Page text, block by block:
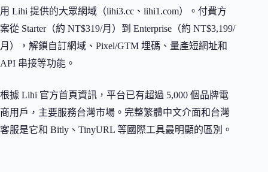
用 Lihi 提供的大眾網域（lihi3.cc、lihi1.com）。付費方
案從 Starter（約 NT$319/月）到 Enterprise（約 NT$3,199/
月），解鎖自訂網域、Pixel/GTM 埋碼、量產短網址和
API 串接等功能。
根據 Lihi 官方首頁資訊，平台已有超過 5,000 個品牌電
商用戶，主要服務台灣市場。完整繁體中文介面和台灣
客服是它和 Bitly、TinyURL 等國際工具最明顯的區別。